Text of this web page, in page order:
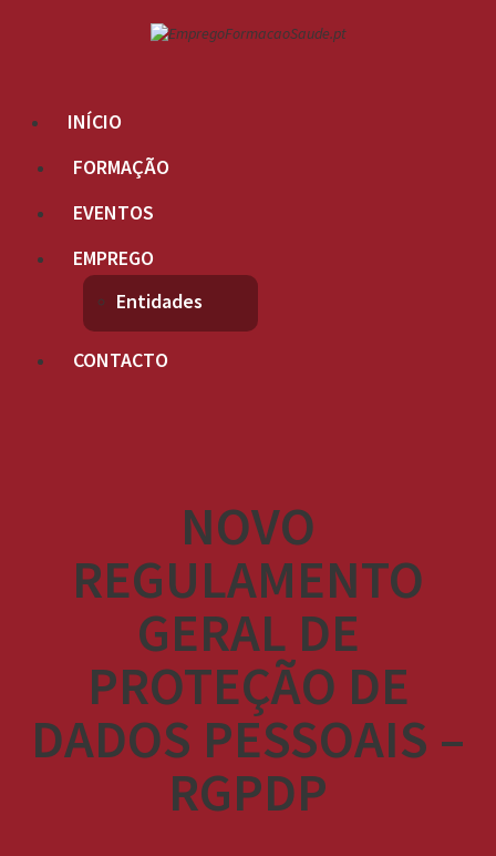
INÍCIO
FORMAÇÃO
EVENTOS
EMPREGO
Entidades
CONTACTO
NOVO
REGULAMENTO
GERAL DE
PROTEÇÃO DE
DADOS PESSOAIS –
RGPDP